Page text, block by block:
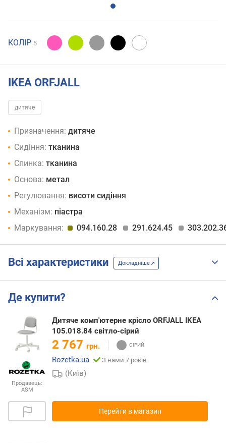
КОЛІР 5
IKEA ORFJALL
дитяче
Призначення: дитяче
Сидіння: тканина
Спинка: тканина
Основа: метал
Регулювання: висоти сидіння
Механізм: піастра
Маркування:
094.160.28 291.624.45
Всі характеристики Докладніше
Де купити?
Продавець:
ASM
Дитяче комп'ютерне крісло ORFJALL IKEA
105.018.84 світло-сірий
2 767 грн.
Rozetka.ua
З нами 7 років
(Київ)
Перейти в магазин